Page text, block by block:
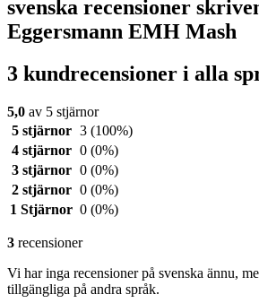
svenska recensioner
Eggersmann EMH Mash
3 kundrecensioner i alla
5,0 av 5 stjärnor
5 stjärnor 3 (100%)
4 stjärnor 0 (0%)
3 stjärnor 0 (0%)
2 stjärnor 0 (0%)
1 Stjärnor 0 (0%)
3 recensioner
Vi har inga recensioner på svenska ännu,
tillgängliga på andra språk.